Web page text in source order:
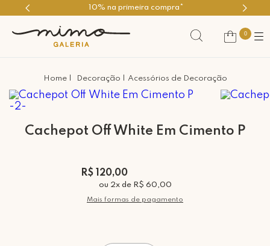
10% na primeira compra*
0
Decoração Acessórios de Decoração
Cachepot Off White Em Cimento P
R$ 120,00
ou 2xde R$ 60,00
Mais formas de pagamento